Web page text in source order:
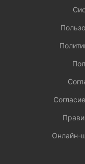
Онлайн-